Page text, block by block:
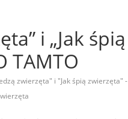
i „Jak
TAMTO
zwierzęta" i "Jak śpią zwierzęta"